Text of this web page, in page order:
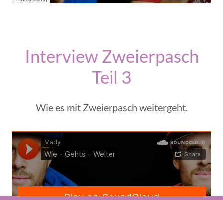
Interview Zweierpasch
Teil 3
Wie es mit Zweierpasch weitergeht.